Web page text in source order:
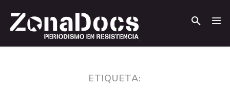
ETIQUETA: